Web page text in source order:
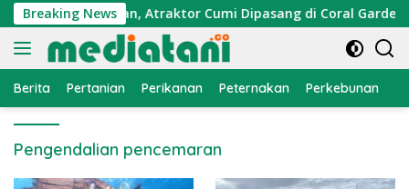
Langsung
ke
konten
Breaking News
Nelayan, Atraktor Cumi Dipasang di Coral Garden
Berita Pertanian Perikanan Peternakan Perkebunan
Pengendalian pencemaran